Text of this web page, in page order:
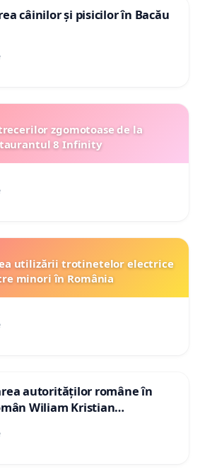
câinilor și pisicilor în Bacău
zgomotoase de la
8 Infinity
utilizării trotinetelor electrice
minori în România
autorităților române în
Wiliam Kristian
plasament în Danemarca de